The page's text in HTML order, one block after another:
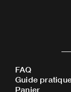
FAQ
Guide
Panier